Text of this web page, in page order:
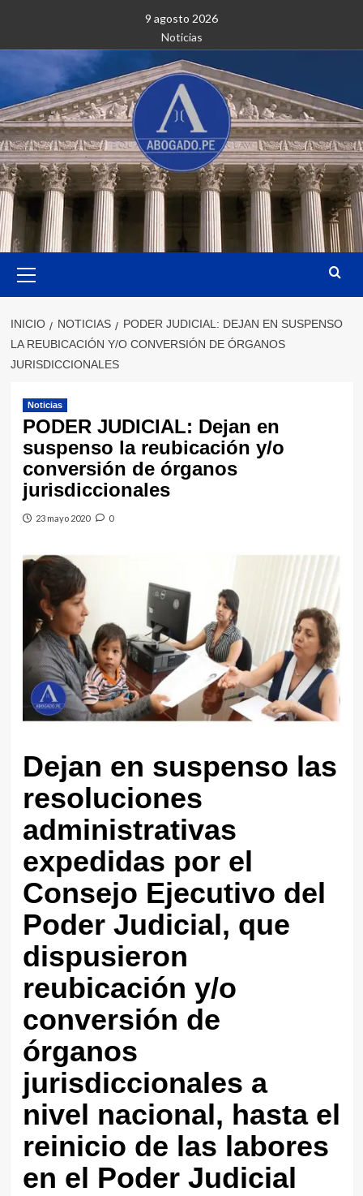
contenido
9 agosto 2026
Noticias
primario
INICIO NOTICIAS
PODER JUDICIAL: DEJAN EN SUSPENSO
LA REUBICACIÓN Y/O CONVERSIÓN DE ÓRGANOS
JURISDICCIONALES
Noticias
PODER JUDICIAL: Dejan en
suspenso la reubicación y/o
conversión de órganos
jurisdiccionales
23 mayo 2020 0
Dejan en suspenso las
resoluciones
administrativas
expedidas por el
Consejo Ejecutivo del
Poder Judicial, que
dispusieron
reubicación y/o
conversión de
órganos
jurisdiccionales a
nivel nacional, hasta el
reinicio de las labores
en el Poder Judicial